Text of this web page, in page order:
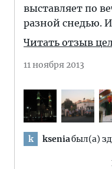
выставляет по
разной снедью.
Читать отзыв
11 ноября 2013
k kseniaбыл(а)